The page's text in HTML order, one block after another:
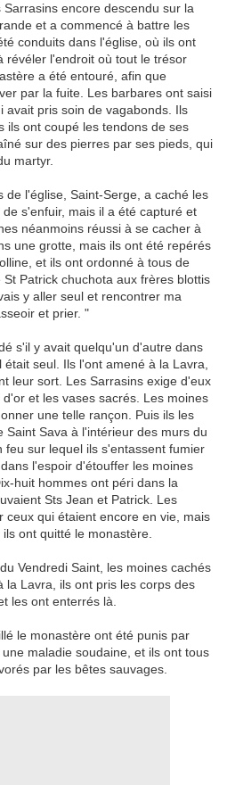
Sarrasins encore descendu sur la
et a commencé à battre les
conduits dans l'église où ils ont
révéler l'endroit où tout le trésor
a été entouré afin que
par la fuite Les barbares ont saisi
avait pris soin de vagabonds Ils
ils ont coupé les tendons de ses
sur des pierres par ses pieds qui
martyr.
de l'église Saint-Serge a caché les
de s'enfuir, mais il a été capturé et
néanmoins réussi à se cacher à
une grotte mais ils ont été repérés
et ils ont ordonné à tous de
St Patrick chuchota aux frères blottis
y aller seul et rencontrer ma
et prier. "
s'il y avait quelqu'un d'autre dans
était seul Ils l'ont amené à la Lavra
leur sort Les Sarrasins exige d'eux
d'or et les vases sacrés Les moines
une telle rançon
Puis ils les
Saint Sava à l'intérieur des murs du
feu sur lequel ils s'entassent fumier
, dans l'espoir d'étouffer les moines
huit hommes ont péri dans la
Sts Jean et Patrick Les
ceux qui étaient encore en vie mais
ils ont quitté le monastère
du Vendredi Saint les moines cachés
la Lavra ils ont pris les corps des
les ont enterrés là.
le monastère ont été punis par
une maladie soudaine et ils ont tous
par les bêtes sauvages